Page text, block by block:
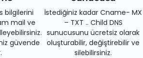
bilgilerini
mail ve
güvende
İstediğiniz kadar Cname- MX
– TXT .. Child DNS
sunucusunu ücretsiz olarak
oluşturabilir, değiştirebilir ve
silebilirsiniz.